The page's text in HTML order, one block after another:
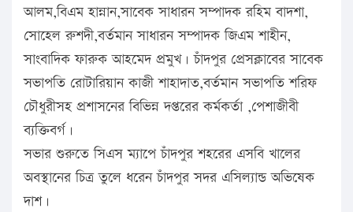
আলম,বিএম হান্নান,সাবেক সাধারন সম্পাদক রহিম বাদশা,
সোহেল রুশদী,বর্তমান সাধারন সম্পাদক জিএম শাহীন,
সাংবাদিক ফারুক আহমেদ প্রমুখ। চাঁদপুর প্রেসক্লাবের সাবেক
সভাপতি রোটারিয়ান কাজী শাহাদাত,বর্তমান সভাপতি শরিফ
চৌধুরীসহ প্রশাসনের বিভিন্ন দপ্তরের কর্মকর্তা ,পেশাজীবী
ব্যক্তিবর্গ।
সভার শুরুতে সিএস ম্যাপে চাঁদপুর শহরের এসবি খালের
অবস্থানের চিত্র তুলে ধরেন চাঁদপুর সদর এসিল্যান্ড অভিষেক
দাশ।